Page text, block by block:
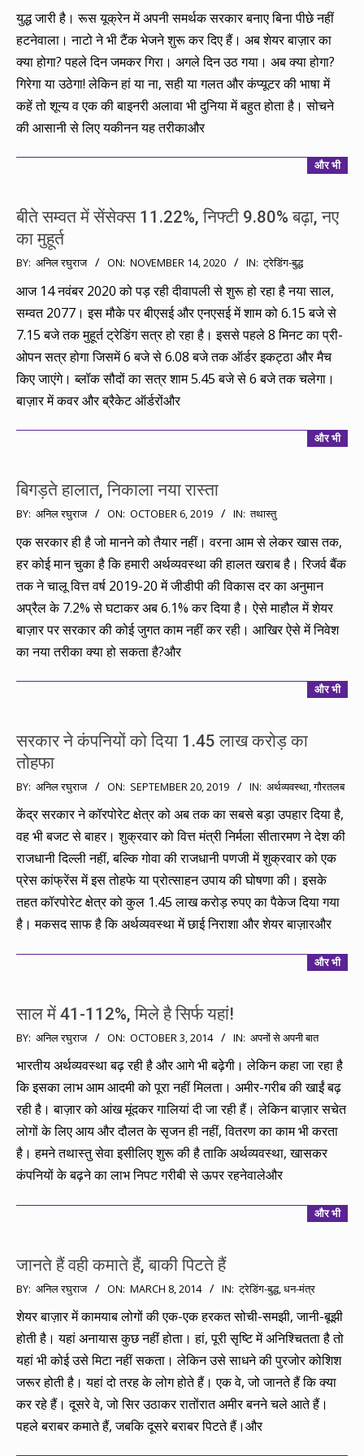
27
युद्ध जारी है। रूस यूक्रेन में अपनी समर्थक सरकार बनाए बिना पीछे नहीं
हटनेवाला। नाटो ने भी टैंक भेजने शुरू कर दिए हैं। अब शेयर बाज़ार का
क्या होगा? पहले दिन जमकर गिरा। अगले दिन उठ गया। अब क्या होगा?
गिरेगा या उठेगा! लेकिन हां या ना, सही या गलत और कंप्यूटर की भाषा में
कहें तो शून्य व एक की बाइनरी अलावा भी दुनिया में बहुत होता है। सोचने
की आसानी से लिए यकीनन यह तरीकाऔर
और भी
बीते सम्वत में सेंसेक्स 11.22%, निफ्टी 9.80% बढ़ा, नए
का मुहूर्त
2020-
BY: अनिल रघुराज ON: NOVEMBER 14, 2020 IN: ट्रेडिंग-बुद्ध
आज 14 नवंबर 2020 को पड़ रही दीवापली से शुरू हो रहा है नया साल,
सम्वत 2077। इस मौके पर बीएसई और एनएसई में शाम को 6.15 बजे से
7.15 बजे तक मुहूर्त ट्रेडिंग सत्र हो रहा है। इससे पहले 8 मिनट का प्री-
ओपन सत्र होगा जिसमें 6 बजे से 6.08 बजे तक ऑर्डर इकट्ठा और मैच
किए जाएंगे। ब्लॉक सौदों का सत्र शाम 5.45 बजे से 6 बजे तक चलेगा।
बाज़ार में कवर और ब्रैकेट ऑर्डरोंऔर
और भी
बिगड़ते हालात, निकाला नया रास्ता
2019-
BY: अनिल रघुराज ON: OCTOBER 6, 2019 IN: तथास्तु
एक सरकार ही है जो मानने को तैयार नहीं। वरना आम से लेकर खास तक,
हर कोई मान चुका है कि हमारी अर्थव्यवस्था की हालत खराब है। रिजर्व बैंक
तक ने चालू वित्त वर्ष 2019-20 में जीडीपी की विकास दर का अनुमान
अप्रैल के 7.2% से घटाकर अब 6.1% कर दिया है। ऐसे माहौल में शेयर
बाज़ार पर सरकार की कोई जुगत काम नहीं कर रही। आखिर ऐसे में निवेश
का नया तरीका क्या हो सकता है?और
और भी
सरकार ने कंपनियों को दिया 1.45 लाख करोड़ का
तोहफा
2019-
09-
BY: अनिल रघुराज ON: SEPTEMBER 20, 2019 IN: अर्थव्यवस्था,गौरतलब
केंद्र सरकार ने कॉरपोरेट क्षेत्र को अब तक का सबसे बड़ा उपहार दिया है,
वह भी बजट से बाहर। शुक्रवार को वित्त मंत्री निर्मला सीतारमण ने देश की
राजधानी दिल्ली नहीं, बल्कि गोवा की राजधानी पणजी में शुक्रवार को एक
प्रेस कांफ्रेंस में इस तोहफे या प्रोत्साहन उपाय की घोषणा की। इसके
तहत कॉरपोरेट क्षेत्र को कुल 1.45 लाख करोड़ रुपए का पैकेज दिया गया
है। मकसद साफ है कि अर्थव्यवस्था में छाई निराशा और शेयर बाज़ारऔर
और भी
साल में 41-112%, मिले है सिर्फ यहां!
2014-
03
BY: अनिल रघुराज ON: OCTOBER 3, 2014 IN: अपनों से अपनी बात
भारतीय अर्थव्यवस्था बढ़ रही है और आगे भी बढ़ेगी। लेकिन कहा जा रहा है
कि इसका लाभ आम आदमी को पूरा नहीं मिलता। अमीर-गरीब की खाईं बढ़
रही है। बाज़ार को आंख मूंदकर गालियां दी जा रही हैं। लेकिन बाज़ार सचेत
लोगों के लिए आय और दौलत के सृजन ही नहीं, वितरण का काम भी करता
है। हमने तथास्तु सेवा इसीलिए शुरू की है ताकि अर्थव्यवस्था, खासकर
कंपनियों के बढ़ने का लाभ निपट गरीबी से ऊपर रहनेवालेऔर
और भी
जानते हैं वही कमाते हैं, बाकी पिटते हैं
2014-
03-
08
BY: अनिल रघुराज ON: MARCH 8, 2014 IN: ट्रेडिंग-बुद्ध,धन-मंत्र
शेयर बाज़ार में कामयाब लोगों की एक-एक हरकत सोची-समझी, जानी-बूझी
होती है। यहां अनायास कुछ नहीं होता। हां, पूरी सृष्टि में अनिश्चितता है तो
यहां भी कोई उसे मिटा नहीं सकता। लेकिन उसे साधने की पुरजोर कोशिश
जरूर होती है। यहां दो तरह के लोग होते हैं। एक वे, जो जानते हैं कि क्या
कर रहे हैं। दूसरे वे, जो सिर उठाकर रातोंरात अमीर बनने चले आते हैं।
पहले बराबर कमाते हैं, जबकि दूसरे बराबर पिटते हैं।और